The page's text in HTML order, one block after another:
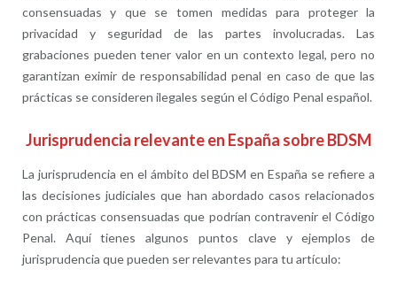
consensuadas y que se tomen medidas para proteger la
privacidad y seguridad de las partes involucradas. Las
grabaciones pueden tener valor en un contexto legal, pero no
garantizan eximir de responsabilidad penal en caso de que las
prácticas se consideren ilegales según el Código Penal español.
Jurisprudencia relevante en España sobre BDSM
La jurisprudencia en el ámbito del BDSM en España se refiere a
las decisiones judiciales que han abordado casos relacionados
con prácticas consensuadas que podrían contravenir el Código
Penal. Aquí tienes algunos puntos clave y ejemplos de
jurisprudencia que pueden ser relevantes para tu artículo: